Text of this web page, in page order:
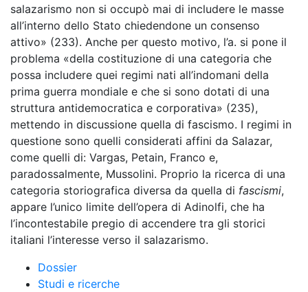
salazarismo non si occupò mai di includere le masse
all’interno dello Stato chiedendone un consenso
attivo» (233). Anche per questo motivo, l’a. si pone il
problema «della costituzione di una categoria che
possa includere quei regimi nati all’indomani della
prima guerra mondiale e che si sono dotati di una
struttura antidemocratica e corporativa» (235),
mettendo in discussione quella di fascismo. I regimi in
questione sono quelli considerati affini da Salazar,
come quelli di: Vargas, Petain, Franco e,
paradossalmente, Mussolini. Proprio la ricerca di una
categoria storiografica diversa da quella di fascismi,
appare l’unico limite dell’opera di Adinolfi, che ha
l’incontestabile pregio di accendere tra gli storici
italiani l’interesse verso il salazarismo.
Dossier
Studi e ricerche